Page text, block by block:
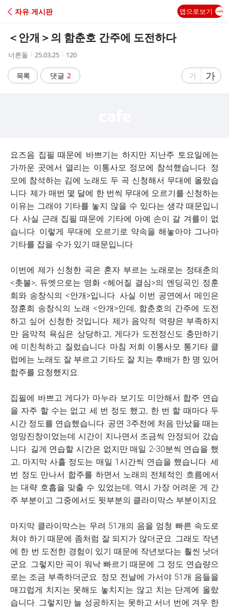
C
자유 게시판 앱으로보기
＜안개＞의 함춘호 간주에 도전하다
작
자
너른돌
작
시
간
25.03.25
조
수
120
목록 댓글 2
글
게
가
글
자
게
가
요즈음 집필 때문에 바쁘기는 하지만 지난주 토요일에는
가까운 곳에서 열리는 이통사모 정모에 참석했습니다. 정
모에 참석하는 김에 노래도 두 곡 신청해서 무대에 올랐습
니다. 제가 매번 몇 달에 한 번씩 무대에 오르기를 신청하는
이유는 그래야 기타를 놓지 않을 수 있다는 생각 때문입니
다. 사실 근래 집필 때문에 기타에 아예 손이 갈 겨를이 없
습니다. 이렇게 무대에 오르기로 약속을 해놓아야 그나마
기타를 잡을 수가 있기 때문입니다.
이번에 제가 신청한 곡은 혼자 부르는 노래로는 정태춘의
<촛불>, 듀엣으로는 영화 <헤어질 결심>의 엔딩곡인 정훈
희와 송창식의 <안개>입니다. 사실 이번 공연에서 메인은
정훈희 송창식의 노래 <안개>인데, 함춘호의 간주에 도전
하고 싶어 신청한 것입니다. 제가 음악적 역량은 부족하지
만 음악적 욕심은 상당하고, 게다가 도전정신도 충만하기
에 미친척하고 질렀습니다. 마침 저희 이통사모 통기타 클
럽에는 노래도 잘 부르고 기타도 잘 치는 후배가 한 명 있어
합주를 요청했지요.
집필에 바쁘고 게다가 마누라 보기도 미안해서 합주 연습
을 자주 할 수는 없고 세 번 정도 했고, 한 번 할 때마다 두
시간 정도를 연습했습니다. 공연 3주전에 처음 만났을 때는
엉망진창이었는데 시간이 지나면서 조금씩 안정되어 갔습
니다. 길게 연습할 시간은 없지만 매일 2-30분씩 연습을 했
고, 마지막 사흘 정도는 매일 1시간씩 연습을 했습니다. 세
번 정도 만나서 합주를 하면서 노래의 전체적인 흐름에서
는 대략 호흡을 맞출 수 있었는데, 역시 가장 어려운 게 간
주 부분이고 그중에서도 뒷부분의 클라이막스 부분이지요.
마지막 클라이막스는 무려 51개의 음을 엄청 빠른 속도로
쳐야 하기 때문에 좀처럼 잘 되지가 않더군요. 그래도 작년
에 한 번 도전한 경험이 있기 때문에 작년보다는 훨씬 낫더
군요. 그렇지만 곡이 워낙 빠르기 때문에 그 정도 연습량으
로는 조금 부족하더군요. 정모 전날에 가서야 51개 음들을
매끄럽게 치지는 못해도 놓치지는 않고 치는 단계에 올랐
습니다. 그렇지만 늘 성공하지는 못하고 서너 번에 겨우 한